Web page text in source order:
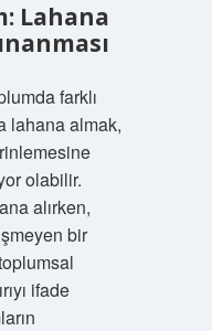
Lahana
farklı
lahana almak,
olabilir.
alırken,
bir
ifade